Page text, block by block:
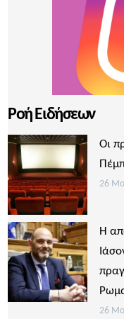
Ροή Ειδήσεων
Οι
26
Η
26